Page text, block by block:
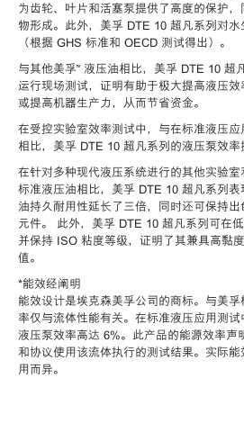
为齿轮、叶片和活塞泵提供了高度的保护
物形成。此外，美孚 DTE 10 超凡系列对
（根据 GHS 标准和 OECD 测试得出）。
与其他美孚™ 液压油相比，美孚 DTE 10 超
运行现场测试，证明有助于极大提高液压
或提高机器生产力，从而节省资金。
在受控实验室效率测试中，与在标准液压
相比，美孚 DTE 10 超凡系列的液压泵效率
在针对多种现代液压系统进行的其他实验
标准液压油相比，美孚 DTE 10 超凡系列
油持久耐用性延长了三倍，同时还可保持
元件。 此外，美孚 DTE 10 超凡系列可在
并保持 ISO 粘度等级，证明了其兼具高黏
值。
*能效经阐明
能效设计是埃克森美孚公司的商标。与美
率仅与流体性能有关。在标准液压应用测
液压泵效率高达 6%。此产品的能源效率声
和协议使用该流体执行的测试结果。实际
用而异。